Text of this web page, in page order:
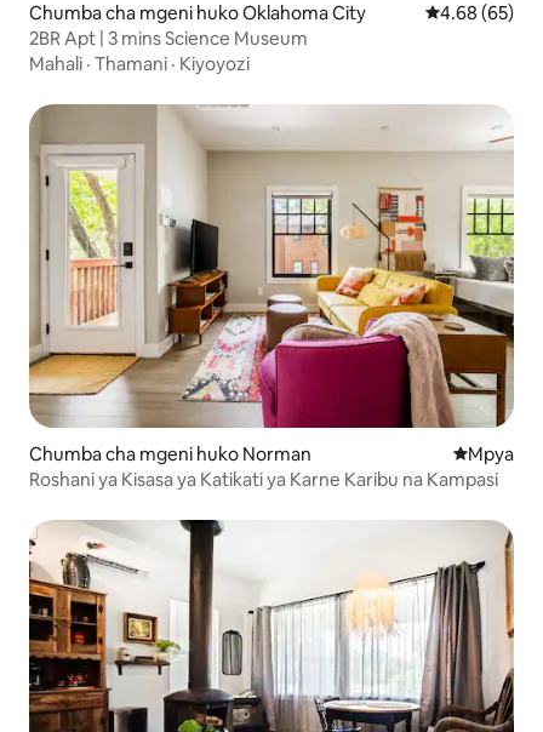
Chumba cha mgeni huko Oklahoma City Ukadiriaji wa
4.68 (65)
2BR Apt | 3 mins Science Museum
Mahali · Thamani · Kiyoyozi
Chumba cha mgeni huko Norman Eneo jipya
Mpya
Roshani ya Kisasa ya Katikati ya Karne Karibu na Kampasi